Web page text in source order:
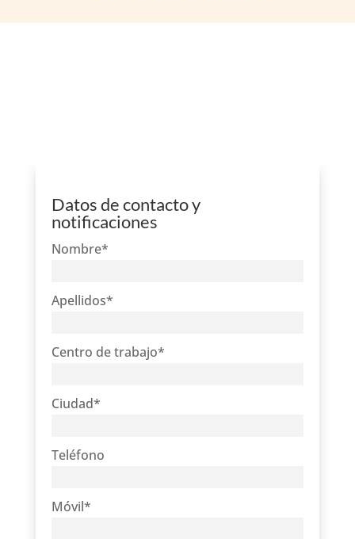
Datos de contacto y
notificaciones
Nombre*
Apellidos*
Centro de trabajo*
Ciudad*
Teléfono
Móvil*